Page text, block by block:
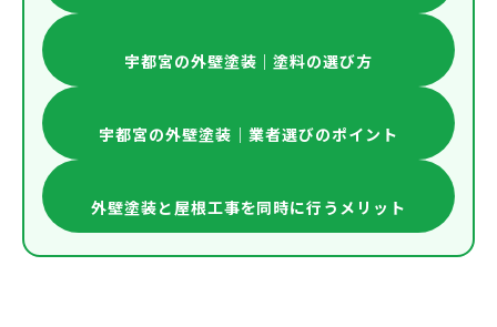
宇都宮の外壁塗装｜塗料の選び方
宇都宮の外壁塗装｜業者選びのポイント
外壁塗装と屋根工事を同時に行うメリット